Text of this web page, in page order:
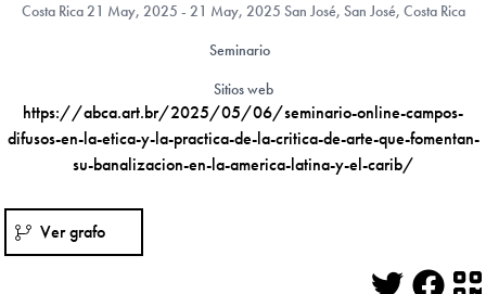
Costa Rica21 May, 2025 - 21 May, 2025 San José, San José, Costa Rica
Seminario
Sitios web
https://abca.art.br/2025/05/06/seminario-online-campos-
difusos-en-la-etica-y-la-practica-de-la-critica-de-arte-que-fomentan-
su-banalizacion-en-la-america-latina-y-el-carib/
Ver grafo